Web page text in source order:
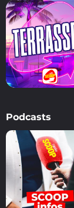
Podcasts